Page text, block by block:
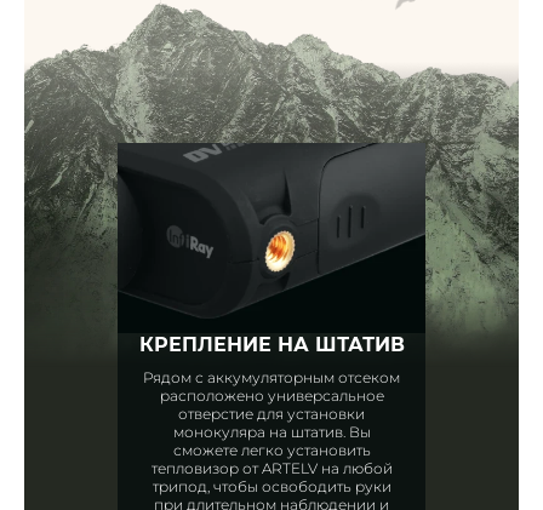
КРЕПЛЕНИЕ НА ШТАТИВ
Рядом с аккумуляторным отсеком
расположено универсальное
отверстие для установки
монокуляра на штатив. Вы
сможете легко установить
тепловизор от ARTELV на любой
трипод, чтобы освободить руки
при длительном наблюдении и